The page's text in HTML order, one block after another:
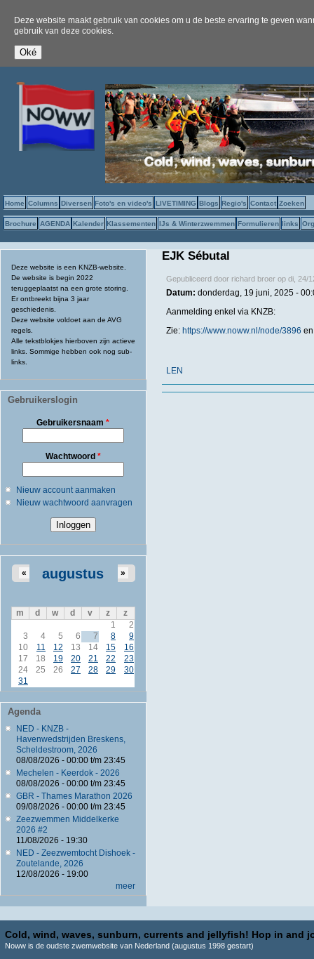
Deze website maakt gebruik van cookies om u de beste ervaring te geven
gebruik van deze cookies.
Home Columns Diversen Foto's en video's LIVETIMING Blogs Regio's Contact Zoeken
Brochure AGENDA Kalender Klassementen IJs & Winterzwemmen Formulieren links
Deze website is een KNZB-website.
De website is begin 2022
teruggeplaatst na een grote storing.
Er ontbreekt bijna 3 jaar
geschiedenis.
Deze website voldoet aan de AVG
regels.
Alle tekstblokjes hierboven zijn actieve
links. Sommige hebben ook nog sub-
links.
Gebruikerslogin
Gebruikersnaam*
Wachtwoord *
Nieuw account aanmaken
Nieuw wachtwoord aanvragen
augustus
« »
m d w d v z
z
1
2
3
4 5 6 7 8
9
10
11 12 13 14 15
16
17
18 19 20 21 22
23
24
25 26 27 28 29
30
31
Agenda
NED - KNZB -
Havenwedstrijden Breskens,
Scheldestroom, 2026
08/08/2026 - 00:00t/m 23:45
Mechelen - Keerdok - 2026
08/08/2026 - 00:00t/m 23:45
GBR - Thames Marathon 2026
09/08/2026 - 00:00t/m 23:45
Zeezwemmen Middelkerke
2026 #2
11/08/2026 - 19:30
NED - Zeezwemtocht Dishoek -
Zoutelande, 2026
12/08/2026 - 19:00
meer
EJK Sébutal
Gepubliceerd door richard broerop di, 24/
Datum: donderdag, 19 juni, 2025 -
Aanmelding enkel via KNZB:
Zie: https://www.noww.nl/node/3896
LEN
Cold, wind, waves, sunburn, currents and jellyfish! Hop in and
Noww is de oudste zwemwebsite van Nederland (augustus 1998 gestart)